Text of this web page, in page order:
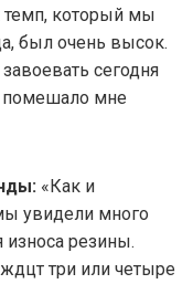
темп, который мы
был очень высок.
сегодня
помешало мне
«Как и
увидели много
износа резины.
три или четыре